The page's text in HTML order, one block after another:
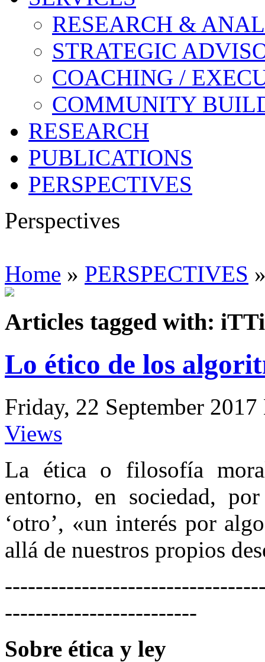
RESEARCH &
STRATEGIC
COACHING /
COMMUNITY
RESEARCH
PUBLICATIONS
PERSPECTIVES
Perspectives
Home » PERSPECTIVES
Articles tagged with: iTTi
Lo ético de los
Friday, 22 September
Views
La ética o filosofía
entorno, en sociedad,
‘otro’, «un interés por
allá de nuestros propios
-------------------------
Sobre ética y ley